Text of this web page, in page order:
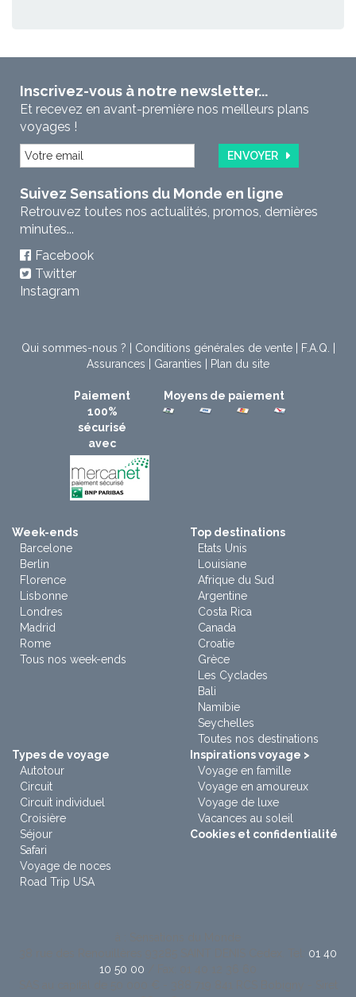
Inscrivez-vous à notre newsletter...
Et recevez en avant-première nos meilleurs plans
voyages !
ENVOYER
Suivez Sensations du Monde en ligne
Retrouvez toutes nos actualités, promos, dernières
minutes...
Facebook
Twitter
Instagram
Qui sommes-nous ? Conditions générales de vente| F.A.Q.
Assurances
Garanties Plan du site
Paiement
100%
sécurisé
avec
Moyens de paiement
Week-ends
Barcelone
Berlin
Florence
Lisbonne
Londres
Madrid
Rome
Tous nos week-ends
Top destinations
Etats Unis
Louisiane
Afrique du Sud
Argentine
Costa Rica
Canada
Croatie
Grèce
Les Cyclades
Bali
Namibie
Seychelles
Toutes nos destinations
Types de voyage
Autotour
Circuit
Circuit individuel
Croisière
Séjour
Safari
Voyage de noces
Road Trip USA
Inspirations voyage >
Voyage en famille
Voyage en amoureux
Voyage de luxe
Vacances au soleil
Cookies et confidentialité
01 40
10 50 00